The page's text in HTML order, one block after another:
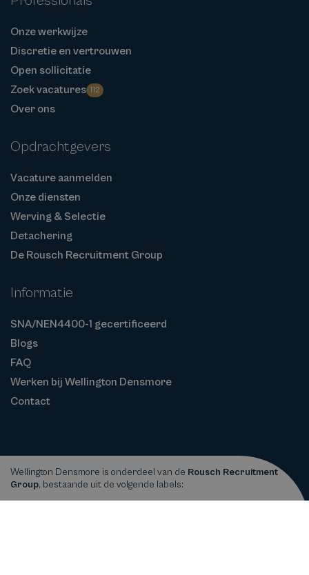
Onze werkwijze
Discretie en vertrouwen
Open sollicitatie
Zoek vacatures 112
Over ons
Opdrachtgevers
Vacature aanmelden
Onze diensten
Werving & Selectie
Detachering
De Rousch Recruitment Group
Informatie
SNA/NEN4400-1 gecertificeerd
Blogs
FAQ
Werken bij Wellington Densmore
Contact
Wellington Densmore is onderdeel van de Rousch Recruitment
Group, bestaande uit de volgende labels: